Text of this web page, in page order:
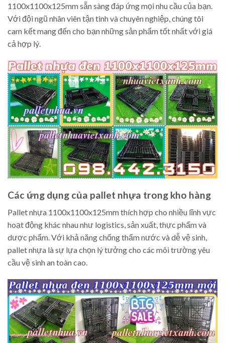
1100x1100x125mm sẵn sàng đáp ứng mọi nhu cầu của bạn.
Với đội ngũ nhân viên tận tình và chuyên nghiệp, chúng tôi
cam kết mang đến cho bạn những sản phẩm tốt nhất với giá
cả hợp lý.
Các ứng dụng của pallet nhựa trong kho hàng
Pallet nhựa 1100x1100x125mm thích hợp cho nhiều lĩnh vực
hoạt động khác nhau như logistics, sản xuất, thực phẩm và
dược phẩm. Với khả năng chống thấm nước và dễ vệ sinh,
pallet nhựa là sự lựa chọn lý tưởng cho các môi trường yêu
cầu vệ sinh an toàn cao.